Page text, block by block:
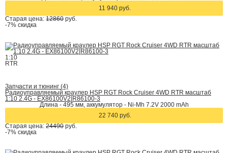
11 940 руб.
Старая цена: 12860 руб.
-7% скидка
1:10
RTR
Запчасти и тюнинг (4)
Радиоуправляемый краулер HSP RGT Rock Cruiser 4WD RTR масштаб
1:10 2.4G - EX86100V2|R86100-3
Длина - 495 мм, аккумулятор - Ni-Mh 7.2V 2000 mAh
22 740 руб.
Старая цена: 24490 руб.
-7% скидка